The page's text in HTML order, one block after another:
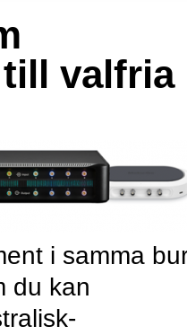
valfria
i samma
du kan